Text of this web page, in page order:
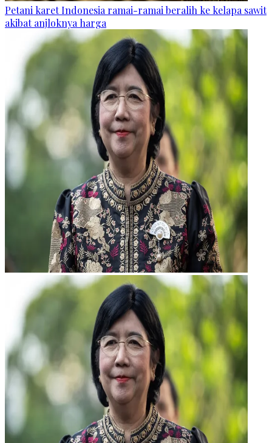
Petani karet Indonesia ramai-ramai beralih ke kelapa sawit
akibat anjloknya harga